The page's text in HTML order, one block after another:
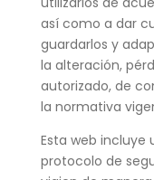
así como a dar
guardarlos y
la alteración,
autorizado, de
la normativa
Esta web incluye
protocolo de